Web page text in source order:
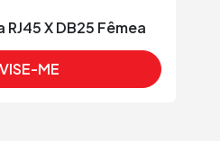
X DB25 Fêmea
ME